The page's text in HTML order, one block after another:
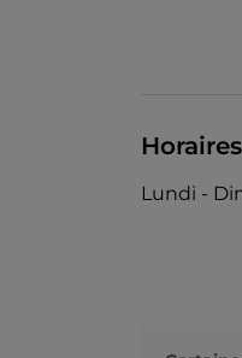
Horaires
Lundi -